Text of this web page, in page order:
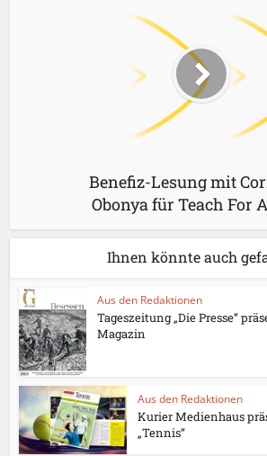
Benefiz-Lesung mit
Obonya für Teach For
Ihnen könnte auch
Aus den Redaktionen
Tageszeitung „Die Presse“
Magazin
Aus den Redaktionen
Kurier Medienhaus
„Tennis“